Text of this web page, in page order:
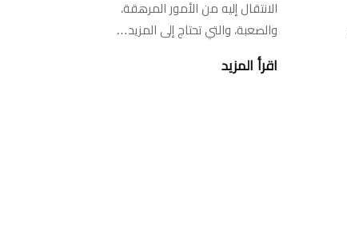
الانتقال إليه من الأمور المرهقة،
والصعبة، والتي تحتاج إلى المزيد…
اقرأ المزيد